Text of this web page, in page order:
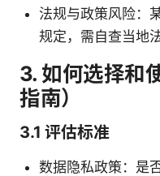
法规与政策风险：
规定，需自查当地法
3. 如何选择和
指南）
3.1 评估标准
数据隐私政策：是